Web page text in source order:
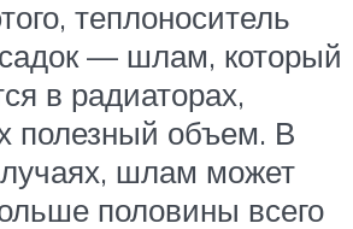
теплоноситель
— шлам, который
в радиаторах,
полезный объем. В
шлам может
половины всего